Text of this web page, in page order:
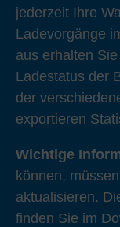
jederzeit Ihre
Ladevorgänge
aus erhalten
Ladestatus der
der
exportieren
Wichtige
können,
aktualisieren.
finden Sie im